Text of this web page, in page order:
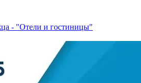
- "Отели и гостиницы"